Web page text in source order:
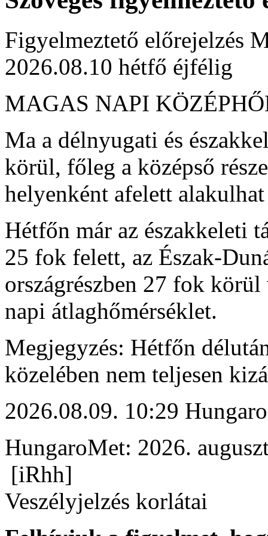
Figyelmeztető előrejelzés
2026.08.10 hétfő éjfélig
MAGAS NAPI
Ma a délnyugati és
körül, főleg a középső
helyenként afelett
Hétfőn már az északkeleti
25 fok felett, az Észak-
országrészben 27 fok
napi átlaghőmérséklet.
Megjegyzés: Hétfőn
közelében nem teljesen
2026.08.09. 10:29
HungaroMet: 2026.
[iRhh]
Veszélyjelzés korlátai